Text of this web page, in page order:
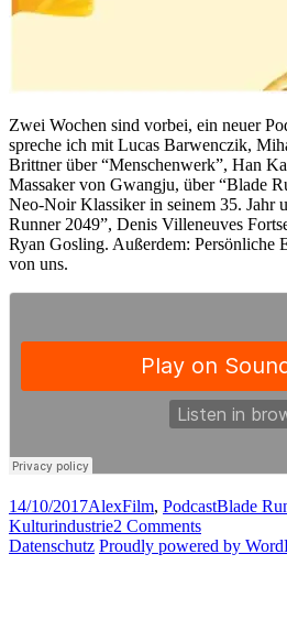
Zwei Wochen sind vorbei, ein neuer
spreche ich mit Lucas Barwenczik,
Brittner über “Menschenwerk”, Han
Massaker von Gwangju, über “Blade
Neo-Noir Klassiker in seinem 35. Jahr
Runner 2049”, Denis Villeneuves
Ryan Gosling. Außerdem: Persönliche
von uns.
Posted
on
14/10/2017Author
AlexCategories
Film, PodcastTags
Blade
Kulturindustrie2 Commentson
Datenschutz Proudly powered by